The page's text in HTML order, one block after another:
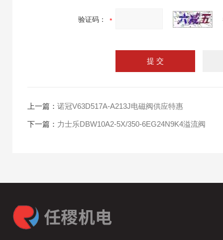
验证码：
上一篇： 诺冠V63D517A-A213J电磁阀供应特惠
下一篇： 力士乐DBW10A2-5X/350-6EG24N9K4溢流阀